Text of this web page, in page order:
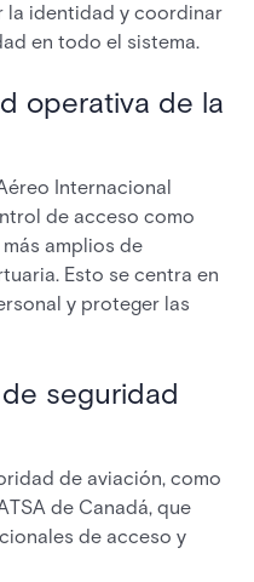
la identidad y coordinar
en todo el sistema.
operativa de la
Internacional
de acceso como
amplios de
Esto se centra en
y proteger las
seguridad
de aviación, como
de Canadá, que
de acceso y